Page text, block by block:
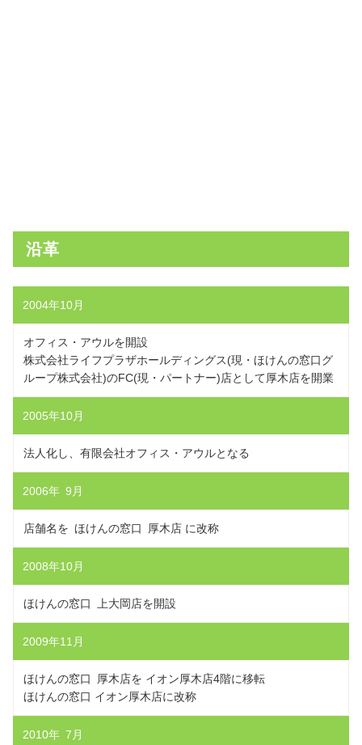
沿革
2004年10月
オフィス・アウルを開設
株式会社ライフプラザホールディングス(現・ほけんの窓口グ
ループ株式会社)のFC(現・パートナー)店として厚木店を開業
2005年10月
法人化し、有限会社オフィス・アウルとなる
2006年 9月
店舗名を ほけんの窓口 厚木店 に改称
2008年10月
ほけんの窓口 上大岡店を開設
2009年11月
ほけんの窓口 厚木店を イオン厚木店4階に移転
ほけんの窓口 イオン厚木店に改称
2010年 7月